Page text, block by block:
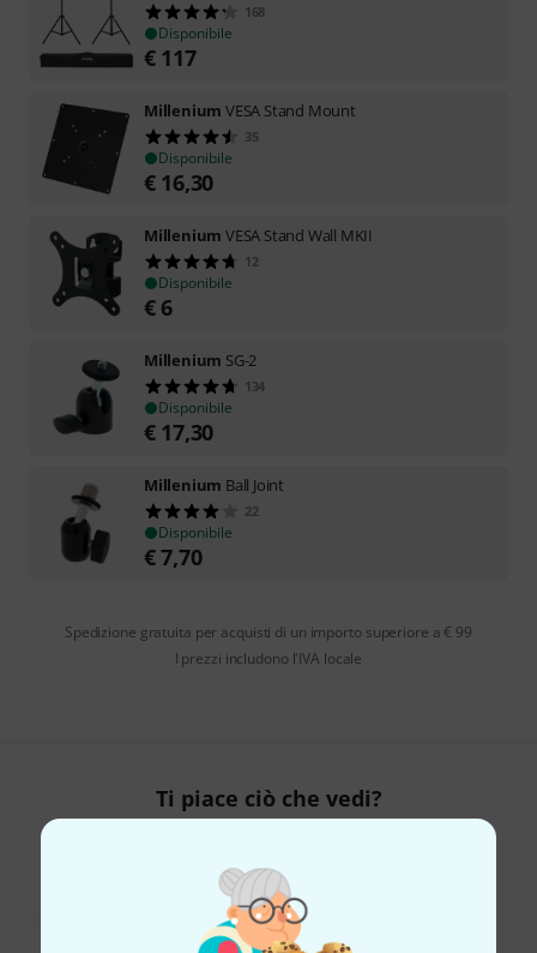
168
Disponibile
€ 117
Millenium VESA Stand Mount
35
Disponibile
€ 16,30
Millenium VESA Stand Wall MKII
12
Disponibile
€ 6
Millenium SG-2
134
Disponibile
€ 17,30
Millenium Ball Joint
22
Disponibile
€7,70
Spedizione gratuita per acquisti di un importo superiore a € 99
I prezzi includono l'IVA locale
Ti piace ciò che vedi?